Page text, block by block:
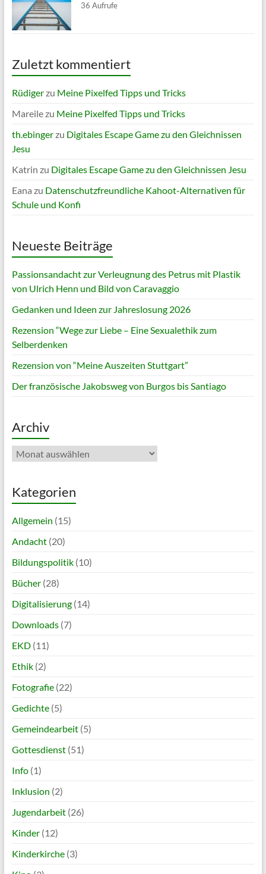
36 Aufrufe
Zuletzt kommentiert
Rüdigerzu Meine Pixelfed Tipps und Tricks
Mareilezu Meine Pixelfed Tipps und Tricks
th.ebingerzu Digitales Escape Game zu den Gleichnissen
Jesu
Katrin zu Digitales Escape Game zu den Gleichnissen Jesu
Eana zu Datenschutzfreundliche Kahoot-Alternativen für
Schule und Konfi
Neueste Beiträge
Passionsandacht zur Verleugnung des Petrus mit Plastik
von Ulrich Henn und Bild von Caravaggio
Gedanken und Ideen zur Jahreslosung 2026
Rezension “Wege zur Liebe – Eine Sexualethik zum
Selberdenken
Rezension von “Meine Auszeiten Stuttgart”
Der französische Jakobsweg von Burgos bis Santiago
Archiv
Archiv
Kategorien
Allgemein (15)
Andacht(20)
Bildungspolitik(10)
Bücher(28)
Digitalisierung(14)
Downloads(7)
EKD(11)
Ethik(2)
Fotografie(22)
Gedichte(5)
Gemeindearbeit(5)
Gottesdienst(51)
Info(1)
Inklusion (2)
Jugendarbeit(26)
Kinder(12)
Kinderkirche(3)